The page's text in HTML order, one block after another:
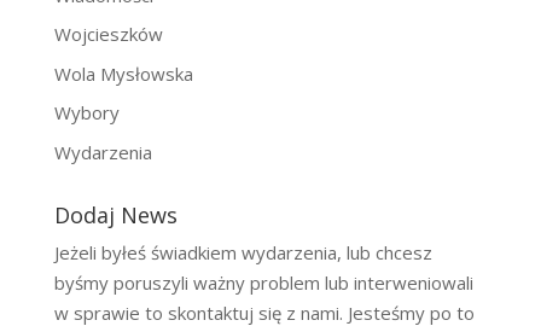
Wojcieszków
Wola Mysłowska
Wybory
Wydarzenia
Dodaj News
Jeżeli byłeś świadkiem wydarzenia, lub chcesz
byśmy poruszyli ważny problem lub interweniowali
w sprawie to skontaktuj się z nami. Jesteśmy po to